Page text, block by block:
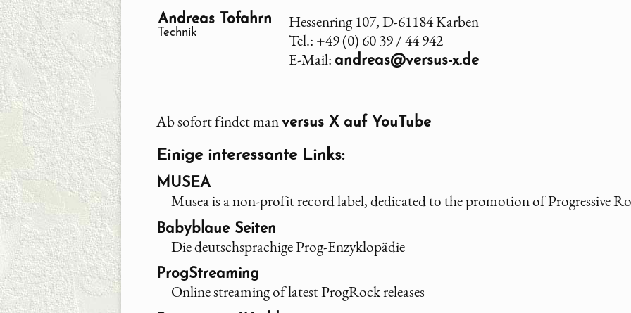
Andreas Tofahrn
Technik
Hessenring 107, D-61184 Karben
Tel.: +49 (0) 60 39 / 44 942
E-Mail: andreas@versus-x.de
Ab sofort findet manversus Xauf YouTube
Einige interessante Links:
MUSEA
Musea is a non-profit record label, dedicated to the promotion of Progressive
Babyblaue Seiten
Die deutschsprachige Prog-Enzyklopädie
ProgStreaming
Online streaming of latest ProgRock releases